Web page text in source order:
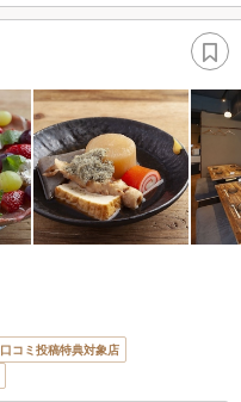
口コミ投稿特典対象店